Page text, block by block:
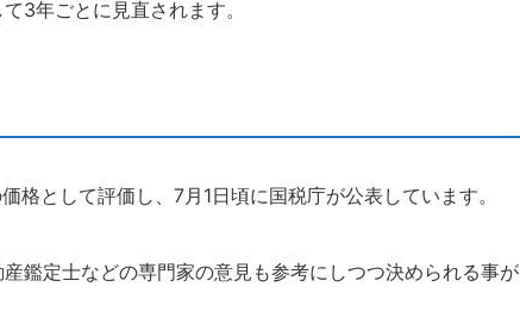
3年ごとに見直されます。
格として評価し、7月1日頃に国税庁が公表しています。
鑑定士などの専門家の意見も参考にしつつ決められる事が